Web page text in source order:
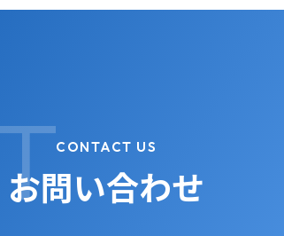
CONTACT US
お問い合わせ